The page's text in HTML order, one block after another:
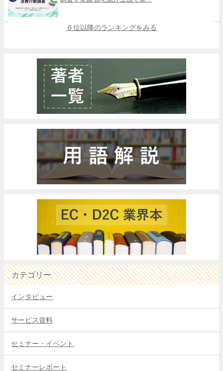
６位以降のランキングをみる
カテゴリー
インタビュー
サービス資料
セミナー・イベント
セミナーレポート